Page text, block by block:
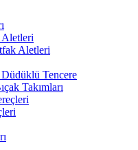
Aletleri
Tencere
Takımları